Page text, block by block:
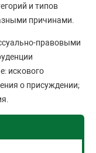
и типов
причинами.
правовыми
искового
о присуждении;